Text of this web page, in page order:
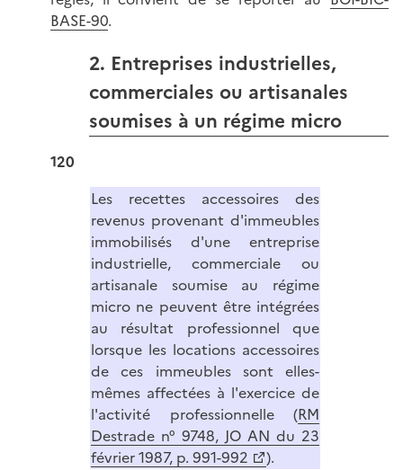
BASE-90.
2. Entreprises industrielles,
commerciales ou artisanales
soumises à un régime micro
120
Les recettes accessoires des
revenus provenant d'immeubles
immobilisés d'une entreprise
industrielle, commerciale ou
artisanale soumise au régime
micro ne peuvent être intégrées
au résultat professionnel que
lorsque les locations accessoires
de ces immeubles sont elles-
mêmes affectées à l'exercice de
l'activité professionnelle (RM
Destrade n° 9748, JO AN du 23
février 1987, p. 991-992
).